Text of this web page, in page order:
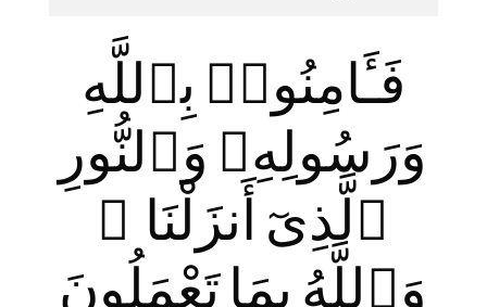
فَـَٔامِنُوا۟ بِٱللَّهِ
وَرَسُولِهِۦ وَٱلنُّورِ
ٱلَّذِىٓ أَنزَلْنَا ۚ